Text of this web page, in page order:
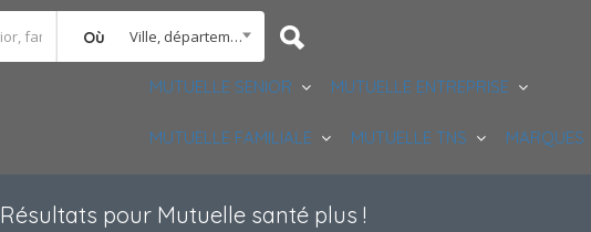
Où Ville, département, région
MUTUELLE SENIOR MUTUELLE ENTREPRISE
MUTUELLE FAMILIALE MUTUELLE TNS MARQUES
Résultats pour Mutuelle santé plus !